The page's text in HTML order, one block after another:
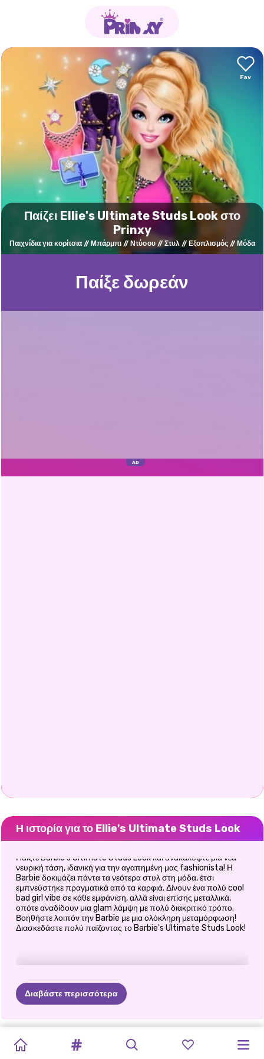
Παίζει Ellie's Ultimate Studs Look στο
Prinxy
Παιχνίδια για κορίτσια Μπάρμπι Ντύσου Στυλ Εξοπλισμός Μόδα
Παίξε δωρεάν
Η ιστορία για το Ellie's Ultimate Studs Look
Παίξτε Barbie's Ultimate Studs Look και ανακαλύψτε μια νέα
νευρική τάση, ιδανική για την αγαπημένη μας fashionista! Η
Barbie δοκιμάζει πάντα τα νεότερα στυλ στη μόδα, έτσι
εμπνεύστηκε πραγματικά από τα καρφιά. Δίνουν ένα πολύ cool
bad girl vibe σε κάθε εμφάνιση, αλλά είναι επίσης μεταλλικά,
οπότε αναδίδουν μια glam λάμψη με πολύ διακριτικό τρόπο.
Βοηθήστε λοιπόν την Barbie με μια ολόκληρη μεταμόρφωση!
Διασκεδάστε πολύ παίζοντας το Barbie's Ultimate Studs Look!
Διαβάστε περισσότερα
ALL
FASHION
ΚΟΎΚΛΑΣ
THE
CELEBRITY
ΞΑΝΘΙΈΣ
ΜΉΝΑΣ
ΦΌΡΕΜΑ
ΜΕ
BOHEMIAN
ΤΖΙΝ
PRINCESSES
VILLAINS
ELIZA